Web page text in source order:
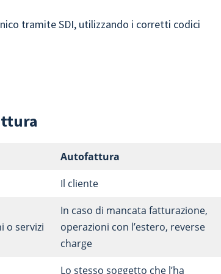
tramite SDI, utilizzando i corretti codici
Autofattura
Il cliente
o servizi
In caso di mancata fatturazione,
operazioni con l’estero, reverse
charge
Lo stesso soggetto che l’ha